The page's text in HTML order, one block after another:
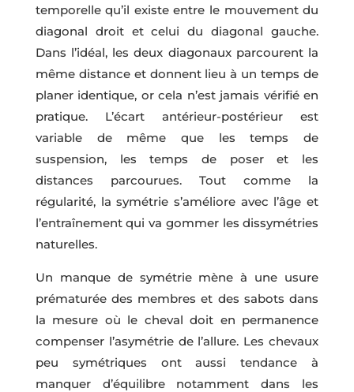
temporelle qu’il existe entre le mouvement du
diagonal droit et celui du diagonal gauche.
Dans l’idéal, les deux diagonaux parcourent la
même distance et donnent lieu à un temps de
planer identique, or cela n’est jamais vérifié en
pratique. L’écart antérieur-postérieur est
variable de même que les temps de
suspension, les temps de poser et les
distances parcourues. Tout comme la
régularité, la symétrie s’améliore avec l’âge et
l’entraînement qui va gommer les dissymétries
naturelles.
Un manque de symétrie mène à une usure
prématurée des membres et des sabots dans
la mesure où le cheval doit en permanence
compenser l’asymétrie de l’allure. Les chevaux
peu symétriques ont aussi tendance à
manquer d’équilibre notamment dans les